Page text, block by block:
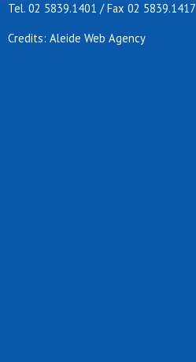
Tel. 02 5839.1401 / Fax 02 5839.1417
Credits: Aleide Web Agency